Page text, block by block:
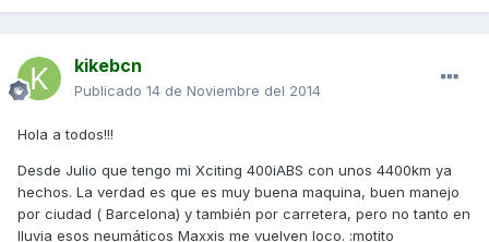
kikebcn
Publicado 14 de Noviembre del 2014
Hola a todos!!!
Desde Julio que tengo mi Xciting 400iABS con unos 4400km ya
hechos. La verdad es que es muy buena maquina, buen manejo
por ciudad ( Barcelona) y también por carretera, pero no tanto en
lluvia esos neumáticos Maxxis me vuelven loco. :motito